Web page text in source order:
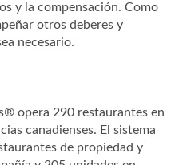
y la compensación. Como
otros deberes y
necesario.
opera 290 restaurantes en
canadienses. El sistema
de propiedad y